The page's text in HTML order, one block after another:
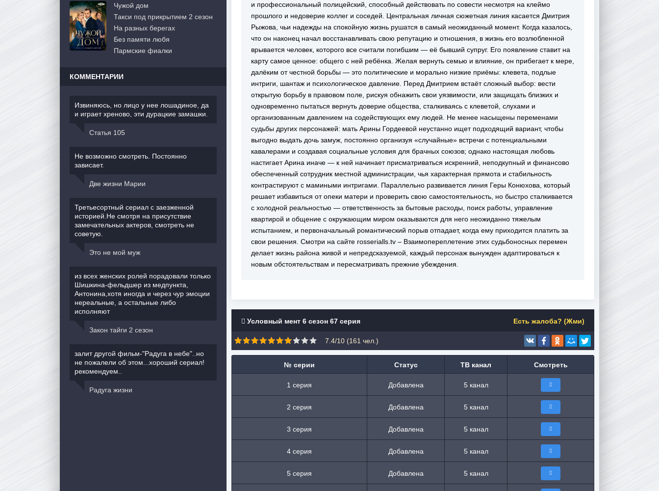
и профессиональный полицейский, способный действовать по совести несмотря на клеймо
прошлого и недоверие коллег и соседей. Центральная личная сюжетная линия касается Дмитрия
Рыжова, чьи надежды на спокойную жизнь рушатся в самый неожиданный момент. Когда казалось,
что он наконец начал восстанавливать свою репутацию и отношения, в жизнь его возлюбленной
врывается человек, которого все считали погибшим — её бывший супруг. Его появление ставит на
карту самое ценное: общего с ней ребёнка. Желая вернуть семью и влияние, он прибегает к мере,
далёким от честной борьбы — это политические и морально низкие приёмы: клевета, подлые
интриги, шантаж и психологическое давление. Перед Дмитрием встаёт сложный выбор: вести
открытую борьбу в правовом поле, рискуя обнажить свои уязвимости, или защищать близких и
одновременно пытаться вернуть доверие общества, сталкиваясь с клеветой, слухами и
организованным давлением на содействующих ему людей. Не менее насыщены переменами
судьбы других персонажей: мать Арины Гордеевой неустанно ищет подходящий вариант, чтобы
выгодно выдать дочь замуж, постоянно организуя «случайные» встречи с потенциальными
кавалерами и создавая социальные условия для брачных союзов; однако настоящая любовь
настигает Арина иначе — к ней начинает присматриваться искренний, неподкупный и финансово
обеспеченный сотрудник местной администрации, чья характерная прямота и стабильность
контрастируют с мамиными интригами. Параллельно развивается линия Геры Конюхова, который
решает избавиться от опеки матери и проверить свою самостоятельность, но быстро сталкивается
с холодной реальностью — ответственность за бытовые расходы, поиск работы, управление
квартирой и общение с окружающим миром оказываются для него неожиданно тяжелым
испытанием, и первоначальный романтический порыв отпадает, когда ему приходится платить за
свои решения. Смотри на сайте rosserialls.tv – Взаимопереплетение этих судьбоносных перемен
делает жизнь района живой и непредсказуемой, каждый персонаж вынужден адаптироваться к
новым обстоятельствам и пересматривать прежние убеждения.
Условный мент 6 сезон 67 серия Есть жалоба? (Жми)
7.4/10 (161 чел.)
№ серии Статус ТВ канал Смотреть
1 серия Добавлена 5 канал
2 серия Добавлена 5 канал
3 серия Добавлена 5 канал
4 серия Добавлена 5 канал
5 серия Добавлена 5 канал
Чужой дом
Такси под прикрытием 2 сезон
На разных берегах
Без памяти любя
Пармские фиалки
КОММЕНТАРИИ
Извиняюсь, но лицо у нее лошадиное, да
и играет хреново, эти дурацкие замашки.
Статья 105
Не возможно смотреть. Постоянно
зависает.
Две жизни Марии
Третьесортный сериал с заезженной
историей.Не смотря на присутствие
замечательных актеров, смотреть не
советую.
Это не мой муж
из всех женских ролей порадовали только
Шишкина-фельдшер из медпункта,
Антонина,хотя иногда и через чур эмоции
нереальные, а остальные либо
исполняют
Закон тайги 2 сезон
залит другой фильм-"Радуга в небе"..но
не пожалели об этом...хороший сериал!
рекомендуем..
Радуга жизни